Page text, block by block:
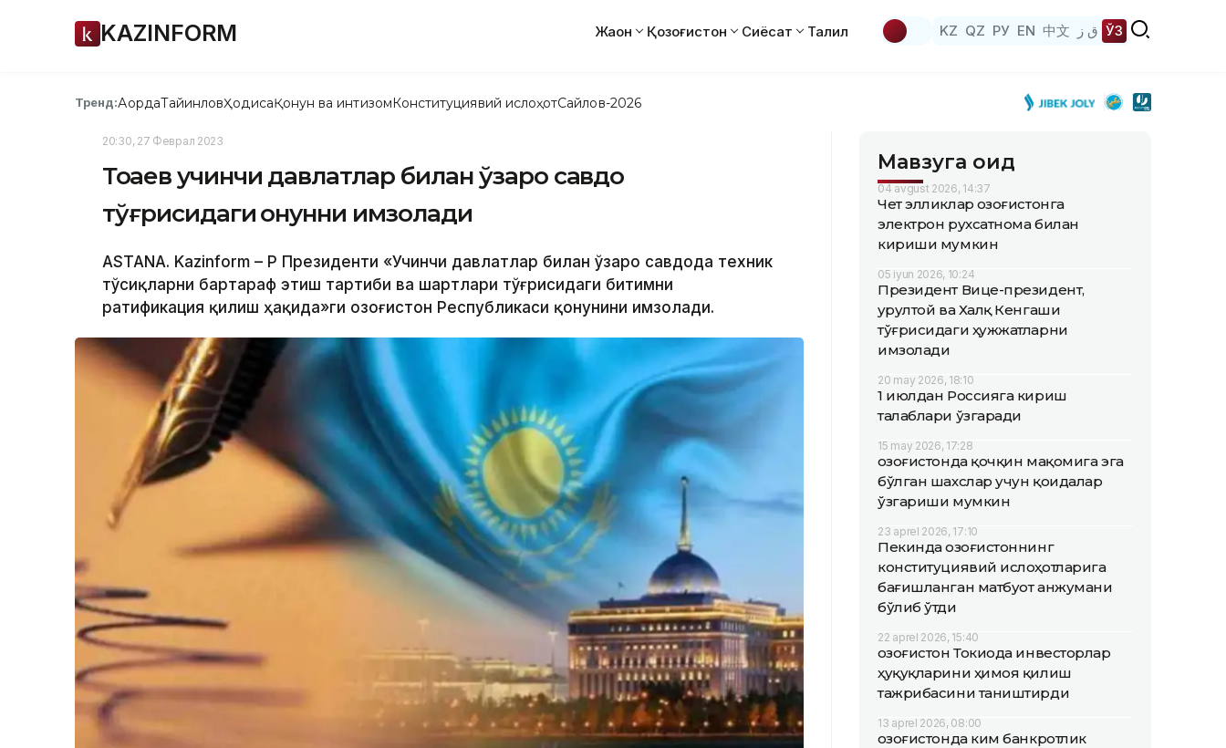
KAZINFORM Жаҳон Қозоғистон Сиёсат Таҳлил KZ QZ РУ EN 中文 ق ز ЎЗ
Тренд:АқордаТайинловҲодисаҚонун ва интизомКонституциявий ислоҳотСайлов-2026
20:30, 27 Феврал 2023
Тоқаев учинчи давлатлар билан ўзаро савдо
тўғрисидаги қонунни имзолади
ASTANA. Kazinform – ҚР Президенти «Учинчи давлатлар билан ўзаро савдода техник
тўсиқларни бартараф этиш тартиби ва шартлари тўғрисидаги битимни
ратификация қилиш ҳақида»ги Қозоғистон Республикаси қонунини имзолади.
Мавзуга оид
04 avgust 2026, 14:37
Чет элликлар Қозоғистонга
электрон рухсатнома билан
кириши мумкин
05 iyun 2026, 10:24
Президент Вице-президент,
Қурултой ва Халқ Кенгаши
тўғрисидаги ҳужжатларни
имзолади
20 may 2026, 18:10
1 июлдан Россияга кириш
талаблари ўзгаради
15 may 2026, 17:28
Қозоғистонда қочқин мақомига эга
бўлган шахслар учун қоидалар
ўзгариши мумкин
23 aprel 2026, 17:10
Пекинда Қозоғистоннинг
конституциявий ислоҳотларига
бағишланган матбуот анжумани
бўлиб ўтди
22 aprel 2026, 15:40
Қозоғистон Токиода инвесторлар
ҳуқуқларини ҳимоя қилиш
тажрибасини таништирди
13 aprel 2026, 08:00
Қозоғистонда ким банкротлик